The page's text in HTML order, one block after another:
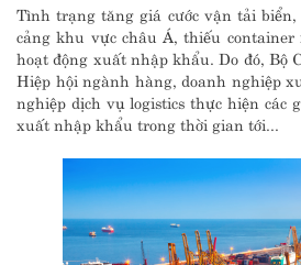
Tình trạng tăng giá cước vận tải biển,
cảng khu vực châu Á, thiếu container
hoạt động xuất nhập khẩu. Do đó, Bộ
Hiệp hội ngành hàng, doanh nghiệp
nghiệp dịch vụ logistics thực hiện các
xuất nhập khẩu trong thời gian tới...